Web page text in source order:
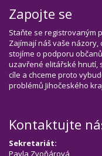
Zapojte se
Staňte se registrovaným
Zajímají náš vaše
stojíme o podporu
uzavřené elitářské hnutí,
cíle a chceme proto
problémů Jihočeského
Kontaktujte
Sekretariát:
Pavla Zvoňárová